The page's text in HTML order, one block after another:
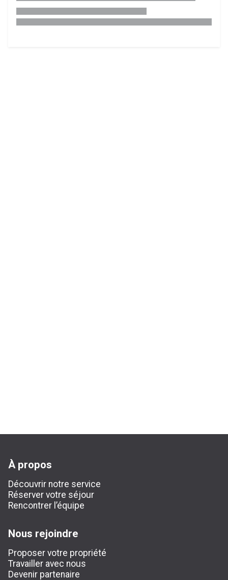
À propos
Découvrir notre service
Réserver votre séjour
Rencontrer l’équipe
Nous rejoindre
Proposer votre propriété
Travailler avec nous
Devenir partenaire